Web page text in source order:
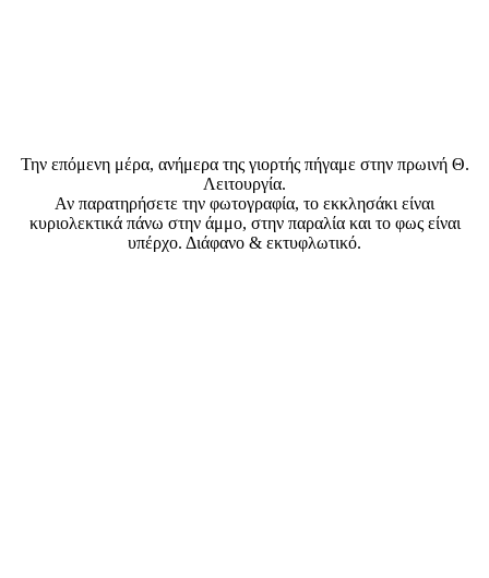
Την επόμενη μέρα, ανήμερα της γιορτής πήγαμε στην πρωινή Θ.
Λειτουργία.
Αν παρατηρήσετε την φωτογραφία, το εκκλησάκι είναι
κυριολεκτικά πάνω στην άμμο, στην παραλία και το φως είναι
υπέρχο. Διάφανο & εκτυφλωτικό.